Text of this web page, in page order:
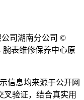
司湖南分公司 ©
腕表维修保养中心原
信息均来源于公开网
验证，结合真实用